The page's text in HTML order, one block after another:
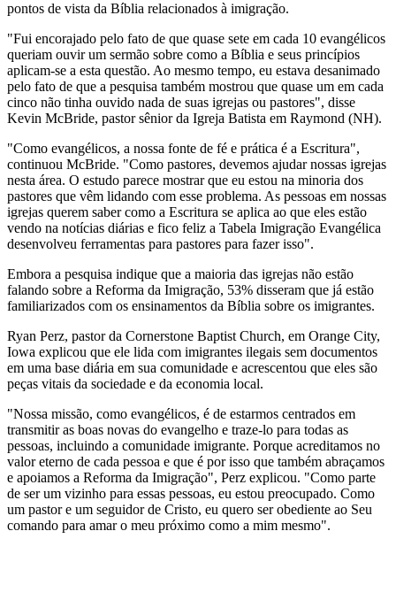
pontos de vista da Bíblia relacionados à imigração.
"Fui encorajado pelo fato de que quase sete em cada 10 evangélicos
queriam ouvir um sermão sobre como a Bíblia e seus princípios
aplicam-se a esta questão. Ao mesmo tempo, eu estava desanimado
pelo fato de que a pesquisa também mostrou que quase um em cada
cinco não tinha ouvido nada de suas igrejas ou pastores", disse
Kevin McBride, pastor sênior da Igreja Batista em Raymond (NH).
"Como evangélicos, a nossa fonte de fé e prática é a Escritura",
continuou McBride. "Como pastores, devemos ajudar nossas igrejas
nesta área. O estudo parece mostrar que eu estou na minoria dos
pastores que vêm lidando com esse problema. As pessoas em nossas
igrejas querem saber como a Escritura se aplica ao que eles estão
vendo na notícias diárias e fico feliz a Tabela Imigração Evangélica
desenvolveu ferramentas para pastores para fazer isso".
Embora a pesquisa indique que a maioria das igrejas não estão
falando sobre a Reforma da Imigração, 53% disseram que já estão
familiarizados com os ensinamentos da Bíblia sobre os imigrantes.
Ryan Perz, pastor da Cornerstone Baptist Church, em Orange City,
Iowa explicou que ele lida com imigrantes ilegais sem documentos
em uma base diária em sua comunidade e acrescentou que eles são
peças vitais da sociedade e da economia local.
"Nossa missão, como evangélicos, é de estarmos centrados em
transmitir as boas novas do evangelho e traze-lo para todas as
pessoas, incluindo a comunidade imigrante. Porque acreditamos no
valor eterno de cada pessoa e que é por isso que também abraçamos
e apoiamos a Reforma da Imigração", Perz explicou. "Como parte
de ser um vizinho para essas pessoas, eu estou preocupado. Como
um pastor e um seguidor de Cristo, eu quero ser obediente ao Seu
comando para amar o meu próximo como a mim mesmo".